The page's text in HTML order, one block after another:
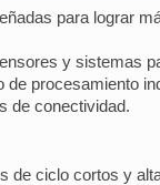
para lograr
y sistemas
procesamiento
de conectividad.
de ciclo cortos y